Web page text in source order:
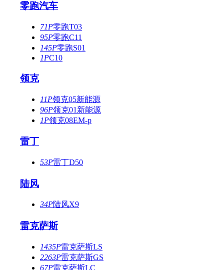
零跑汽车
71P零跑T03
95P零跑C11
145P零跑S01
1PC10
领克
11P领克05新能源
96P领克01新能源
1P领克08EM-p
雷丁
53P雷丁D50
陆风
34P陆风X9
雷克萨斯
1435P雷克萨斯LS
2263P雷克萨斯GS
67P雷克萨斯LC